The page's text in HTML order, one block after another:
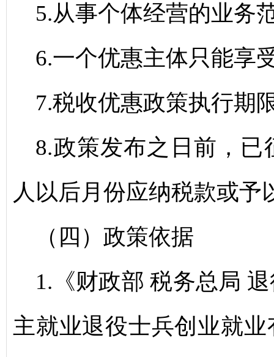
5.从事个体经营的业务
6.一个优惠主体只能享
7.税收优惠政策执行期
8.政策发布之日前，
人以后月份应纳税款或予
（四）政策依据
1.《财政部 税务总局
主就业退役士兵创业就